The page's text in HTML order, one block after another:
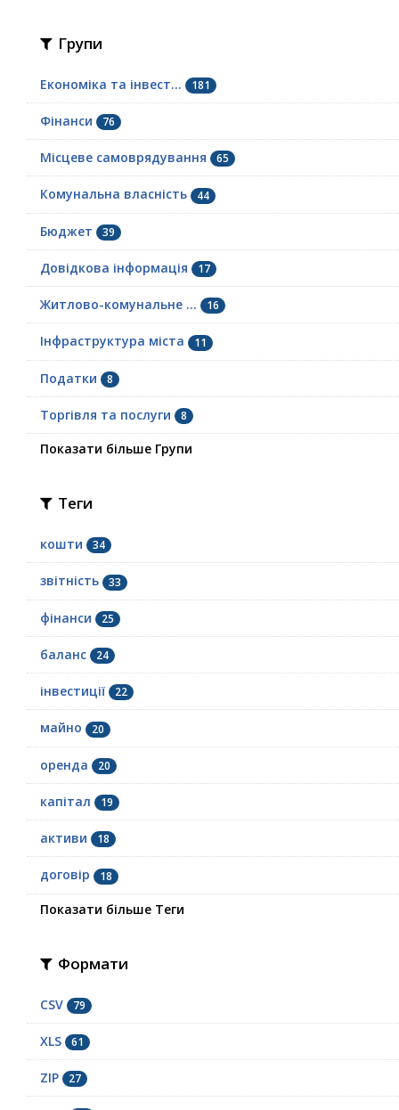
Групи
Економіка та інвест... 181
Фінанси 76
Місцеве самоврядування 65
Комунальна власність 44
Бюджет 39
Довідкова інформація 17
Житлово-комунальне ... 16
Інфраструктура міста 11
Податки 8
Торгівля та послуги 8
Показати більше Групи
Теги
кошти 34
звітність 33
фінанси 25
баланс 24
інвестиції 22
майно 20
оренда 20
капітал 19
активи 18
договір 18
Показати більше Теги
Формати
CSV 79
XLS 61
ZIP 27